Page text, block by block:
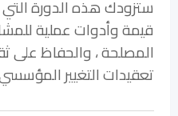
قيمة وأدوات عملية
المصلحة ، والحفاظ على
تعقيدات التغيير